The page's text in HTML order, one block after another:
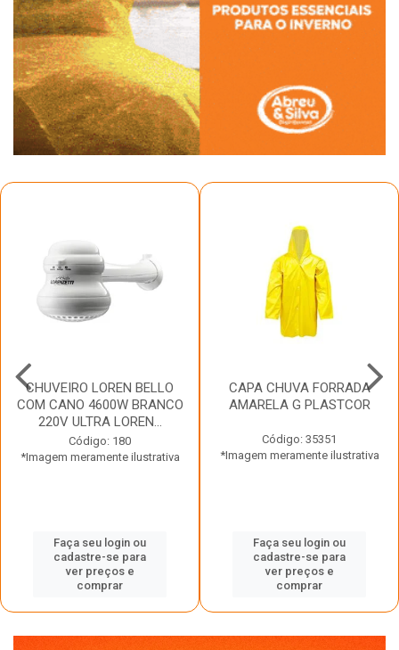
CHUVEIRO LOREN BELLO
COM CANO 4600W BRANCO
220V ULTRA LOREN...
Código: 180
*Imagem meramente ilustrativa
Faça seu login ou
cadastre-se para
ver preços e
comprar
CAPA CHUVA FORRADA
AMARELA G PLASTCOR
Código: 35351
*Imagem meramente ilustrativa
Faça seu login ou
cadastre-se para
ver preços e
comprar